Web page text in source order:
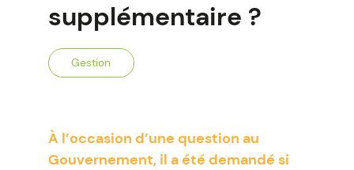
supplémentaire ?
Gestion
À l’occasion d’une question au
Gouvernement, il a été demandé si